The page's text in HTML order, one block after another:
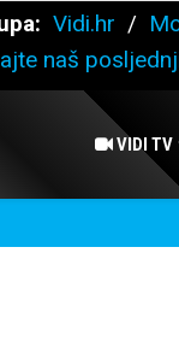
Vidi.hr /
naš
VIDI TV